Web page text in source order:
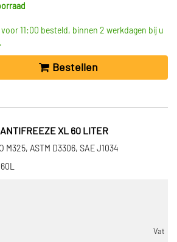
voor 11:00 besteld, binnen 2 werkdagen bij u
Bestellen
ANTIFREEZE XL 60 LITER
M325, ASTM D3306, SAE J1034
60L
Vat